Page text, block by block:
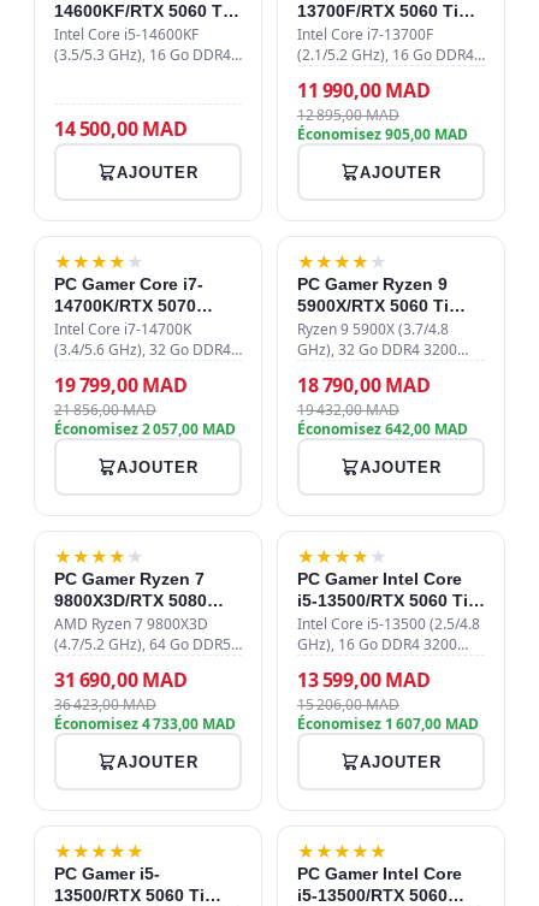
14600KF/RTX 5060 Ti
16GB/16GB DDR4/1TB
SSD
Intel Core i5-14600KF
(3.5/5.3 GHz), 16 Go DDR4
240mm ARGB, alimentation
14 500,00 MAD
AJOUTER
13700F/RTX 5060 Ti
8GB/16GB
DDR4/512GB SSD
Intel Core i7-13700F
(2.1/5.2 GHz), 16 Go DDR4
Go Gen4, MSI RTX 5060 Ti 8
Go Ventus 2X OC Plus, MSI
MAG Core Frozr AA13
11 990,00 MAD
12 895,00 MAD
Économisez 905,00 MAD
AJOUTER
★★★★ ★
PC Gamer Core i7-
14700K/RTX 5070
12GB/32GB DDR4/1TB
SSD
Intel Core i7-14700K
(3.4/5.6 GHz), 32 Go DDR4
Gen4, MSI GeForce RTX
5070 12 Go, watercooling
240mm, alimentation 750W
19 799,00 MAD
21 856,00 MAD
Économisez 2 057,00 MAD
AJOUTER
★★★★ ★
PC Gamer Ryzen 9
5900X/RTX 5060 Ti
16GB/32GB DDR4/1TB
SSD
Ryzen 9 5900X (3.7/4.8
GHz), 32 Go DDR4 3200
4.0, RTX 5060 Ti 16 Go,
watercooling 240mm,
alimentation 750W 80+
18 790,00 MAD
19 432,00 MAD
Économisez 642,00 MAD
AJOUTER
★★★★ ★
PC Gamer Ryzen 7
9800X3D/RTX 5080
16GB/64GB DDR5/1TB
SSD
AMD Ryzen 7 9800X3D
(4.7/5.2 GHz), 64 Go DDR5
1 To PCIe 4.0, NVIDIA
GeForce RTX 5080 16 Go
GDDR7, watercooling
31 690,00 MAD
36 423,00 MAD
Économisez 4 733,00 MAD
AJOUTER
★★★★ ★
PC Gamer Intel Core
i5-13500/RTX 5060 Ti
16GB/16GB
DDR4/512GB SSD
Intel Core i5-13500 (2.5/4.8
GHz), 16 Go DDR4 3200
PCIe 4.0, ASUS Dual RTX
5060 Ti 16 Go GDDR7,
ventirad Connect Frost
13 599,00 MAD
15 206,00 MAD
Économisez 1 607,00 MAD
AJOUTER
★★★★★
PC Gamer i5-
13500/RTX 5060 Ti
★★★★★
PC Gamer Intel Core
i5-13500/RTX 5060